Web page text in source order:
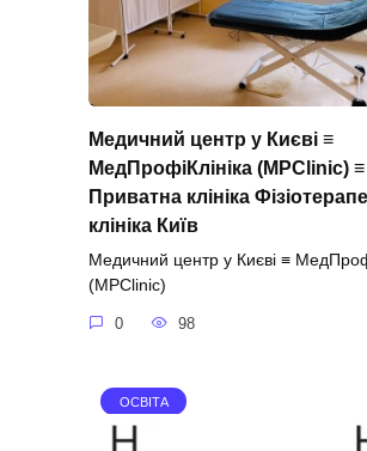
Медичний центр у Києві ≡
МедПрофіКлініка (MPClinic) ≡
Приватна клініка
клініка Київ
Медичний центр у Києві ≡
(MPClinic)
0 98
ОСВІТА